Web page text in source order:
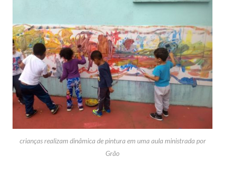
crianças realizam dinâmica de pintura em uma aula ministrada por
Grão